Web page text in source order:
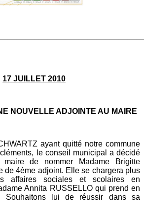
17 JUILLET 2010
NOUVELLE ADJOINTE AU MAIRE
ayant quitté notre commune
le conseil municipal a décidé
de nommer Madame Brigitte
de 4ème adjoint. Elle se chargera plus
affaires sociales et scolaires en
Annita RUSSELLO qui prend en
Souhaitons lui de réussir dans sa